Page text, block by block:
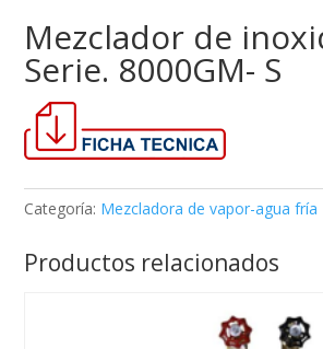
Mezclador de
Serie. 8000GM- S
Categoría: Mezcladora de vapor-agua fría
Productos relacionados